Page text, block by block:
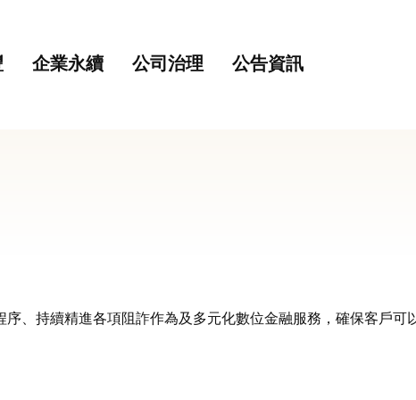
企業永續 公司治理 公告資訊
、持續精進各項阻詐作為及多元化數位金融服務，確保客戶可